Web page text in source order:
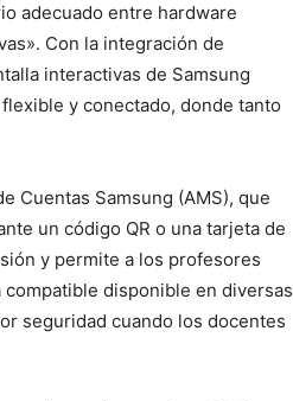
adecuado entre hardware
Con la integración de
interactivas de Samsung
y conectado, donde tanto
Cuentas Samsung (AMS), que
un código QR o una tarjeta de
y permite a los profesores
disponible en diversas
seguridad cuando los docentes